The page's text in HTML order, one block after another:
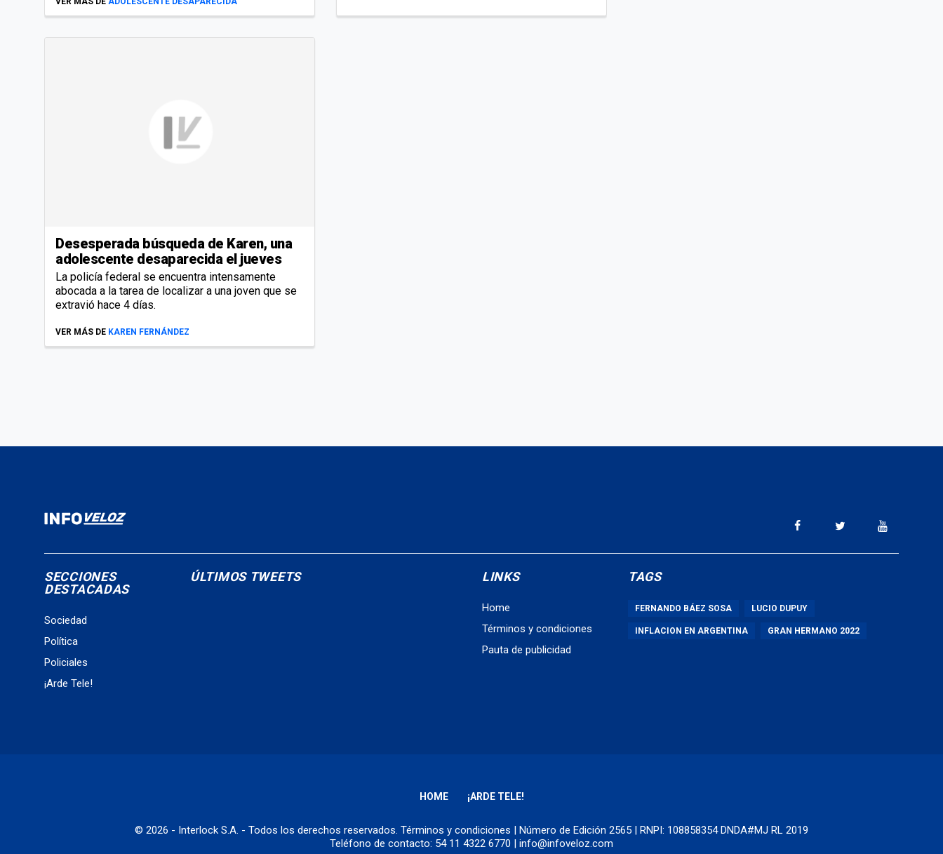
Desesperada búsqueda de Karen, una
adolescente desaparecida el jueves
La policía federal se encuentra intensamente
abocada a la tarea de localizar a una joven que se
extravió hace 4 días.
VER MÁS DE KAREN FERNÁNDEZ
SECCIONES
DESTACADAS
Sociedad
Política
Policiales
¡Arde Tele!
ÚLTIMOS TWEETS LINKS
Home
Términos y condiciones
Pauta de publicidad
TAGS
FERNANDO BÁEZ SOSA LUCIO DUPUY
INFLACION EN ARGENTINA GRAN HERMANO 2022
HOME ¡ARDE TELE!
© 2026 - Interlock S.A. - Todos los derechos reservados. Términos y condiciones | Número de Edición 2565 | RNPI: 108858354 DNDA#MJ RL 2019
Teléfono de contacto: 54 11 4322 6770 | info@infoveloz.com